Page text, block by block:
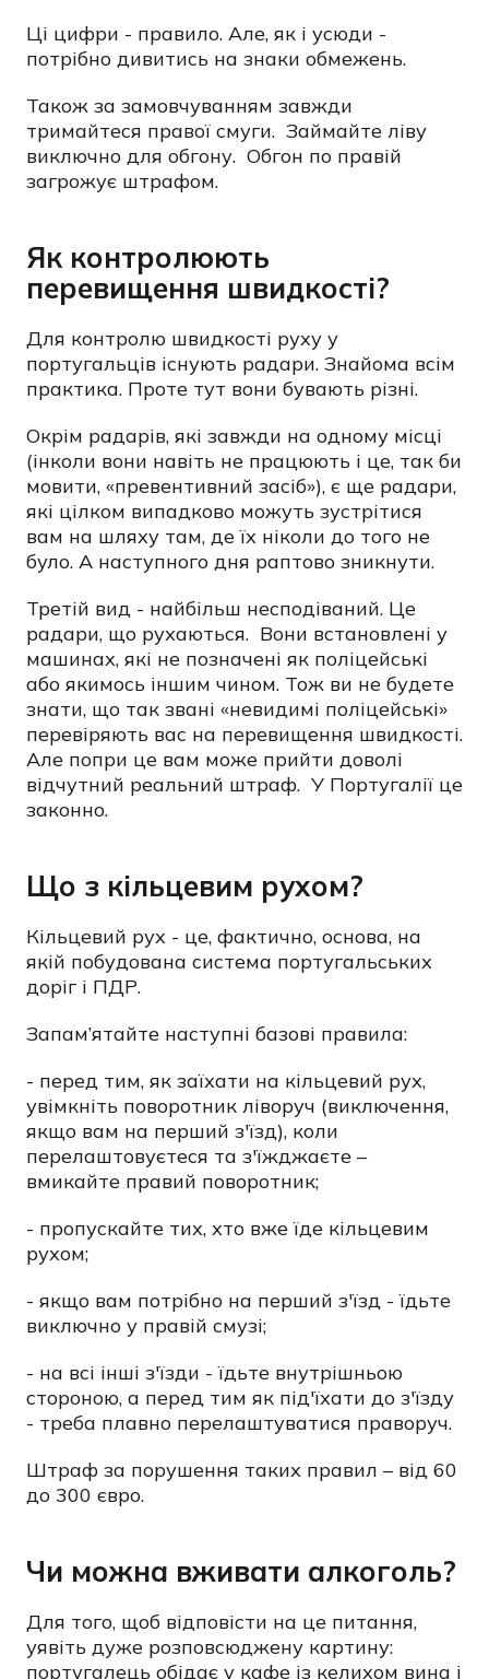
Ці цифри - правило. Але, як і усюди -
потрібно дивитись на знаки обмежень.
Також за замовчуванням завжди
тримайтеся правої смуги. Займайте ліву
виключно для обгону. Обгон по правій
загрожує штрафом.
Як контролюють
перевищення швидкості?
Для контролю швидкості руху у
португальців існують радари. Знайома всім
практика. Проте тут вони бувають різні.
Окрім радарів, які завжди на одному місці
(інколи вони навіть не працюють і це, так би
мовити, «превентивний засіб»), є ще радари,
які цілком випадково можуть зустрітися
вам на шляху там, де їх ніколи до того не
було. А наступного дня раптово зникнути.
Третій вид - найбільш несподіваний. Це
радари, що рухаються. Вони встановлені у
машинах, які не позначені як поліцейські
або якимось іншим чином. Тож ви не будете
знати, що так звані «невидимі поліцейські»
перевіряють вас на перевищення швидкості.
Але попри це вам може прийти доволі
відчутний реальний штраф. У Португалії це
законно.
Що з кільцевим рухом?
Кільцевий рух - це, фактично, основа, на
якій побудована система португальських
доріг і ПДР.
Запам’ятайте наступні базові правила:
- перед тим, як заїхати на кільцевий рух,
увімкніть поворотник ліворуч (виключення,
якщо вам на перший з'їзд), коли
перелаштовуєтеся та з'їжджаєте –
вмикайте правий поворотник;
- пропускайте тих, хто вже їде кільцевим
рухом;
- якщо вам потрібно на перший з'їзд - їдьте
виключно у правій смузі;
- на всі інші з'їзди - їдьте внутрішньою
стороною, а перед тим як під'їхати до з'їзду
- треба плавно перелаштуватися праворуч.
Штраф за порушення таких правил – від 60
до 300 євро.
Чи можна вживати алкоголь?
Для того, щоб відповісти на це питання,
уявіть дуже розповсюджену картину:
португалець обідає у кафе із келихом вина і